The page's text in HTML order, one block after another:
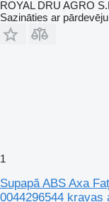
ROYAL DRU AGRO
Sazināties ar pārdevēju
1
Supapă ABS Axa
0044296544 kravas